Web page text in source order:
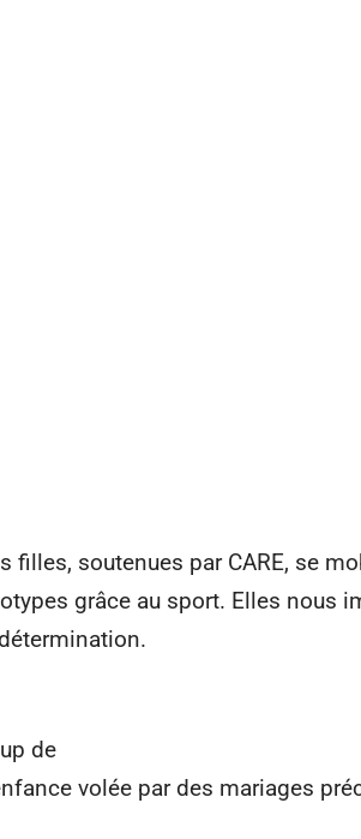
filles, soutenues par CARE, se
grâce au sport. Elles nous
de
volée par des mariages